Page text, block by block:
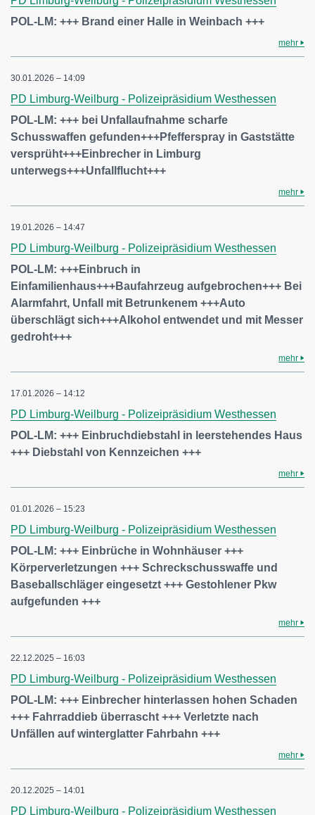
POL-LM: +++ Brand einer Halle in Weinbach +++
mehr
30.01.2026 – 14:09
PD Limburg-Weilburg - Polizeipräsidium Westhessen
POL-LM: +++ bei Unfallaufnahme scharfe
Schusswaffen gefunden+++Pfefferspray in Gaststätte
versprüht+++Einbrecher in Limburg
unterwegs+++Unfallflucht+++
mehr
19.01.2026 – 14:47
PD Limburg-Weilburg - Polizeipräsidium Westhessen
POL-LM: +++Einbruch in
Einfamilienhaus+++Baufahrzeug aufgebrochen+++ Bei
Alarmfahrt, Unfall mit Betrunkenem +++Auto
überschlägt sich+++Alkohol entwendet und mit Messer
gedroht+++
mehr
17.01.2026 – 14:12
PD Limburg-Weilburg - Polizeipräsidium Westhessen
POL-LM: +++ Einbruchdiebstahl in leerstehendes Haus
+++ Diebstahl von Kennzeichen +++
mehr
01.01.2026 – 15:23
PD Limburg-Weilburg - Polizeipräsidium Westhessen
POL-LM: +++ Einbrüche in Wohnhäuser +++
Körperverletzungen +++ Schreckschusswaffe und
Baseballschläger eingesetzt +++ Gestohlener Pkw
aufgefunden +++
mehr
22.12.2025 – 16:03
PD Limburg-Weilburg - Polizeipräsidium Westhessen
POL-LM: +++ Einbrecher hinterlassen hohen Schaden
+++ Fahrraddieb überrascht +++ Verletzte nach
Unfällen auf winterglatter Fahrbahn +++
mehr
20.12.2025 – 14:01
PD Limburg-Weilburg - Polizeipräsidium Westhessen